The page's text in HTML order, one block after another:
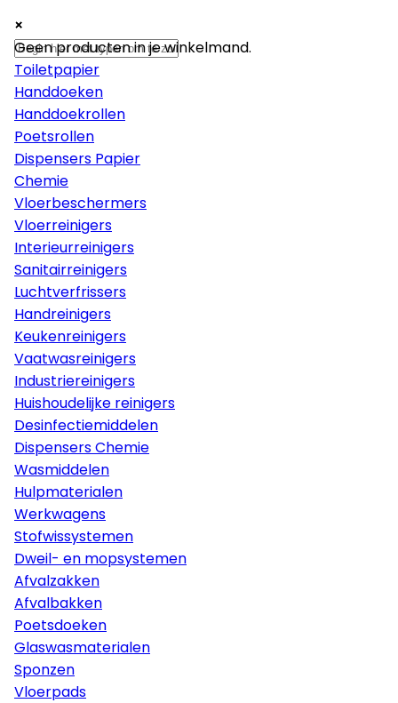
×
Papier
Toiletpapier
Handdoeken
Handdoekrollen
Poetsrollen
Dispensers Papier
Chemie
Vloerbeschermers
Vloerreinigers
Interieurreinigers
Sanitairreinigers
Luchtverfrissers
Handreinigers
Keukenreinigers
Vaatwasreinigers
Industriereinigers
Huishoudelijke reinigers
Desinfectiemiddelen
Dispensers Chemie
Wasmiddelen
Hulpmaterialen
Werkwagens
Stofwissystemen
Dweil- en mopsystemen
Afvalzakken
Afvalbakken
Poetsdoeken
Glaswasmaterialen
Sponzen
Vloerpads
×
×
Geen producten in je winkelmand.